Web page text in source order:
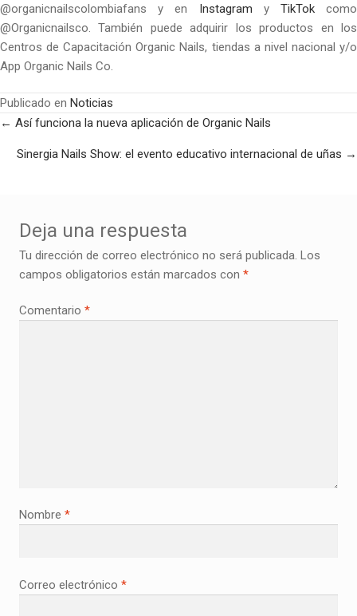
@organicnailscolombiafans y en Instagram y TikTokcomo
@Organicnailsco. También puede adquirir los productos en los
Centros de Capacitación Organic Nails, tiendas a nivel nacional y/o
App Organic Nails Co.
Publicado en Noticias
Posts
navigation
← Así funciona la nueva aplicación de Organic Nails
Sinergia Nails Show: el evento educativo internacional de uñas →
Deja una respuesta
Tu dirección de correo electrónico no será publicada. Los
campos obligatorios están marcados con*
Comentario*
Nombre*
Correo electrónico*